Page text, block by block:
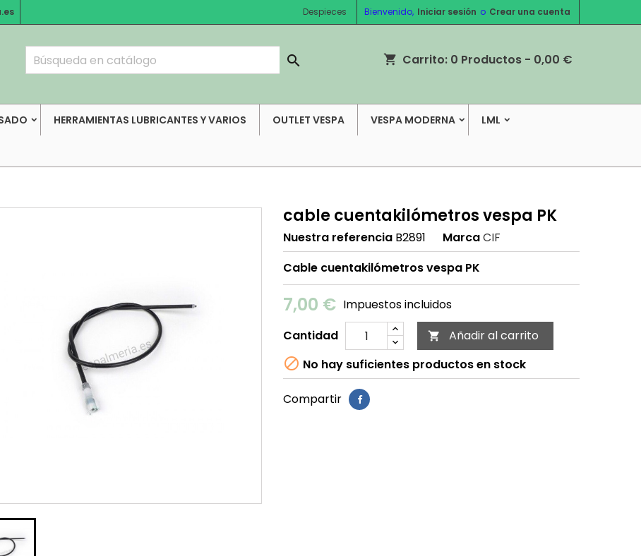
Bienvenido, Iniciar sesión o Crear una cuenta
Despieces
shopping_cart Carrito: 0 Productos - 0,00 €

HERRAMIENTAS LUBRICANTES Y VARIOS OUTLET VESPA VESPA MODERNA LML
cable cuentakilómetros vespa PK
Nuestra referencia B2891 MarcaCIF
Cable cuentakilómetros vespa PK
7,00 € Impuestos incluidos
Cantidad
 Añadir al carrito
 No hay suficientes productos en stock
Compartir